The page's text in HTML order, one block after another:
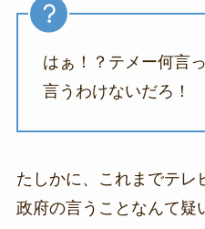
はぁ！？テメー何言
言うわけないだろ！
たしかに、これまでテレ
政府の言うことなんて疑